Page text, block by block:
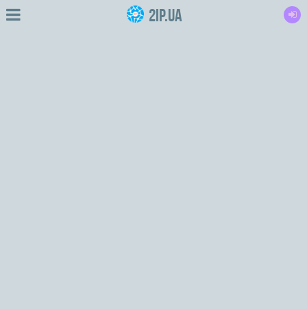
2IP.ua